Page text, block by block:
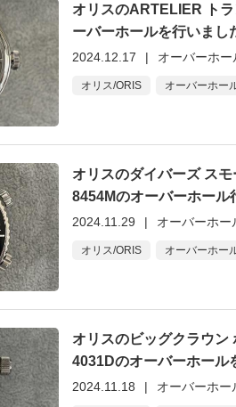
オリスのARTELIER ト
ーバーホールを行いまし
2024.12.17 | オーバーホ
オリス/ORIS オーバーホー
オリスのダイバーズ ス
8454Mのオーバーホール
2024.11.29 | オーバーホー
オリス/ORIS オーバーホー
オリスのビッグクラウン
4031Dのオーバーホール
2024.11.18 | オーバーホー